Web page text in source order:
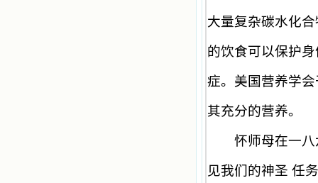
大量复杂碳水化
的饮食可以保护
症。美国营养学
其充分的营养。
怀师母在一八
见我们的神圣 任